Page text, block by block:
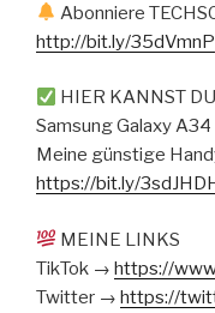
Abonniere
http://bit.ly/35dVmnP
HIER KANNST
Samsung Galaxy
Meine günstige
https://bit.ly/
MEINE LINKS
TikTok → https://
Twitter → https://